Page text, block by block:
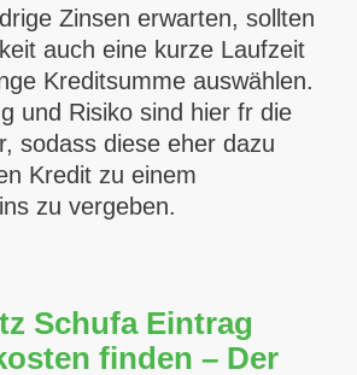
Zinsen erwarten, sollten
auch eine kurze Laufzeit
Kreditsumme auswählen.
und Risiko sind hier fr die
sodass diese eher dazu
Kredit zu einem
zu vergeben.
Schufa Eintrag
finden – Der